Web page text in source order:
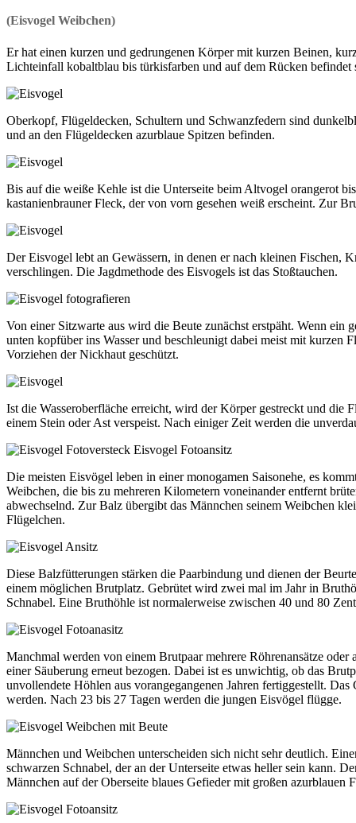
(Eisvogel Weibchen)
Er hat einen kurzen und gedrungenen Körper mit kurzen Beinen,
Lichteinfall kobaltblau bis türkisfarben und auf dem Rücken
Oberkopf, Flügeldecken, Schultern und Schwanzfedern sind
und an den Flügeldecken azurblaue Spitzen befinden.
Bis auf die weiße Kehle ist die Unterseite beim Altvogel orangerot
kastanienbrauner Fleck, der von vorn gesehen weiß erscheint. Zur
Der Eisvogel lebt an Gewässern, in denen er nach kleinen Fischen,
verschlingen. Die Jagdmethode des Eisvogels ist das Stoßtauchen.
Von einer Sitzwarte aus wird die Beute zunächst erstpäht. Wenn ein
unten kopfüber ins Wasser und beschleunigt dabei meist mit
Vorziehen der Nickhaut geschützt.
Ist die Wasseroberfläche erreicht, wird der Körper gestreckt und die
einem Stein oder Ast verspeist. Nach einiger Zeit werden die
Die meisten Eisvögel leben in einer monogamen Saisonehe, es
Weibchen, die bis zu mehreren Kilometern voneinander entfernt
abwechselnd. Zur Balz übergibt das Männchen seinem Weibchen
Flügelchen.
Diese Balzfütterungen stärken die Paarbindung und dienen der
einem möglichen Brutplatz. Gebrütet wird zwei mal im Jahr in
Schnabel. Eine Bruthöhle ist normalerweise zwischen 40 und 80
Manchmal werden von einem Brutpaar mehrere Röhrenansätze
einer Säuberung erneut bezogen. Dabei ist es unwichtig, ob das
unvollendete Höhlen aus vorangegangenen Jahren fertiggestellt.
werden. Nach 23 bis 27 Tagen werden die jungen Eisvögel flügge.
Männchen und Weibchen unterscheiden sich nicht sehr deutlich.
schwarzen Schnabel, der an der Unterseite etwas heller sein kann.
Männchen auf der Oberseite blaues Gefieder mit großen